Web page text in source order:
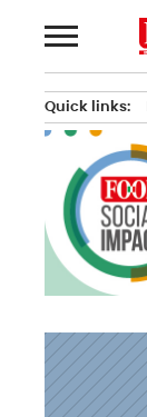
al
Quick links: